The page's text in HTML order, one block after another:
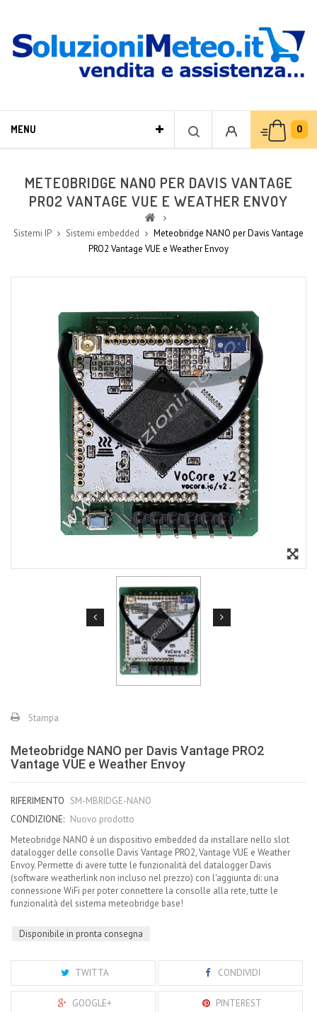
0
MENU
METEOBRIDGE NANO PER DAVIS VANTAGE
PRO2 VANTAGE VUE E WEATHER ENVOY
Sistemi IP Sistemi embedded
Meteobridge NANO per Davis Vantage
PRO2 Vantage VUE e Weather Envoy
Stampa
Meteobridge NANO per Davis Vantage PRO2
Vantage VUE e Weather Envoy
RIFERIMENTO SM-MBRIDGE-NANO
CONDIZIONE: Nuovo prodotto
Meteobridge NANO è un dispositivo embedded da installare nello slot
datalogger delle consolle Davis Vantage PRO2, Vantage VUE e Weather
Envoy. Permette di avere tutte le funzionalità del datalogger Davis
(software weatherlink non incluso nel prezzo) con l'aggiunta di: una
connessione WiFi per poter connettere la consolle alla rete, tutte le
funzionalità del sistema meteobridge base!
Disponibile in pronta consegna
TWITTA CONDIVIDI
GOOGLE+ PINTEREST